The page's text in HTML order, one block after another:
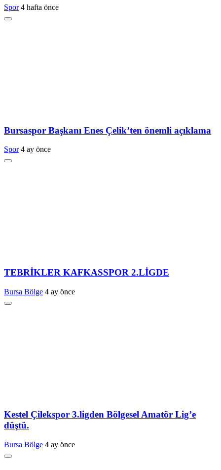
Spor 4 hafta önce
Bursaspor Başkanı Enes Çelik’ten önemli açıklama
Spor 4 ay önce
TEBRİKLER KAFKASSPOR 2.LİGDE
Bursa Bölge 4 ay önce
Kestel Çilekspor 3.ligden Bölgesel Amatör Lig’e
düştü.
Bursa Bölge 4 ay önce